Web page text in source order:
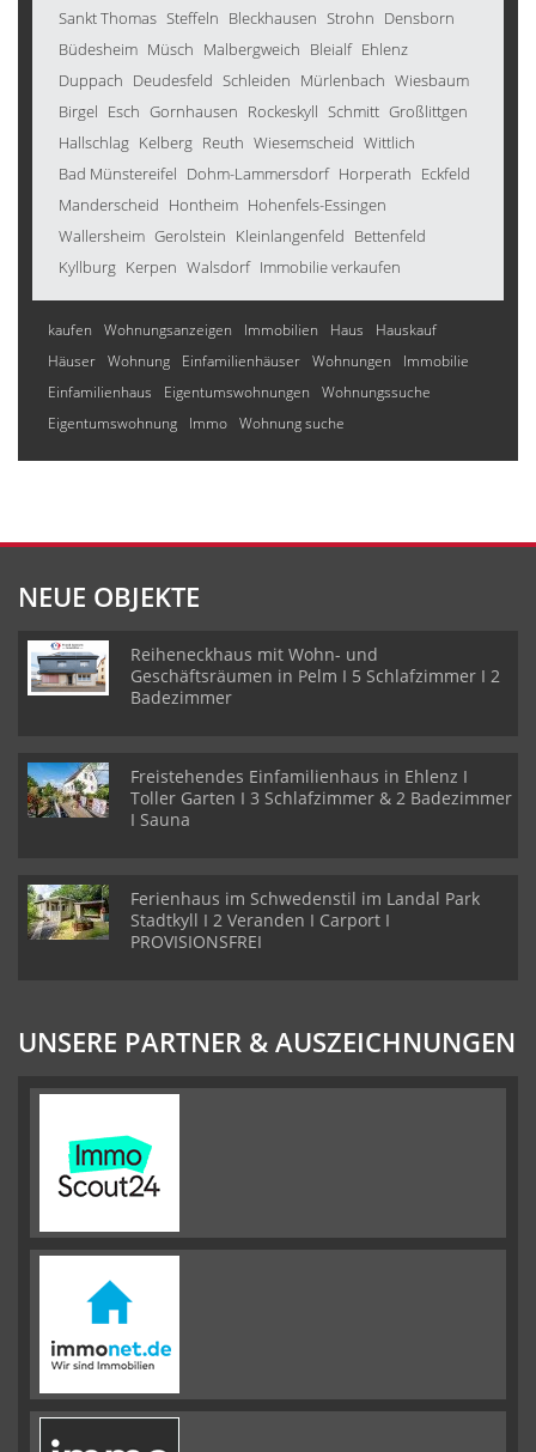
Sankt Thomas Steffeln Bleckhausen Strohn Densborn
Büdesheim Müsch Malbergweich Bleialf Ehlenz
Duppach Deudesfeld Schleiden Mürlenbach Wiesbaum
Birgel Esch Gornhausen Rockeskyll Schmitt Großlittgen
Hallschlag Kelberg Reuth Wiesemscheid Wittlich
Bad Münstereifel Dohm-Lammersdorf Horperath Eckfeld
Manderscheid Hontheim Hohenfels-Essingen
Wallersheim Gerolstein Kleinlangenfeld Bettenfeld
Kyllburg Kerpen Walsdorf Immobilie verkaufen
kaufen Wohnungsanzeigen Immobilien Haus
Hauskauf
Häuser Wohnung Einfamilienhäuser Wohnungen
Immobilie
Einfamilienhaus
Eigentumswohnungen
Wohnungssuche
Eigentumswohnung
Immo Wohnung suche
NEUE OBJEKTE
Reiheneckhaus mit Wohn- und
Geschäftsräumen in Pelm I 5 Schlafzimmer I 2
Badezimmer
Freistehendes Einfamilienhaus in Ehlenz I
Toller Garten I 3 Schlafzimmer & 2 Badezimmer
I Sauna
Ferienhaus im Schwedenstil im Landal Park
Stadtkyll I 2 Veranden I Carport I
PROVISIONSFREI
UNSERE PARTNER & AUSZEICHNUNGEN